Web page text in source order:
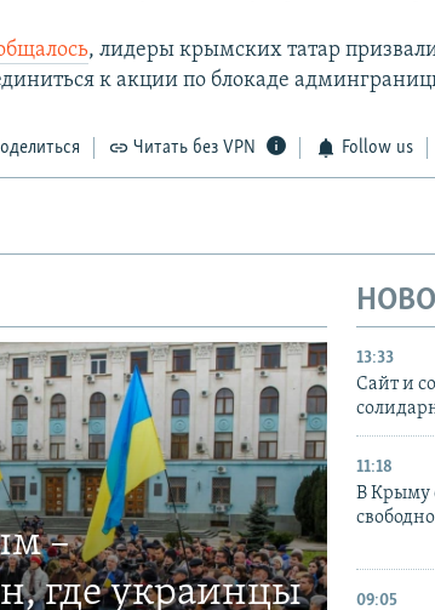
, лидеры крымских татар
к акции по блокаде
Читать без VPN Follow us
–
где украинцы
13:33
Сайт и
11:18
В Крыму
09:05